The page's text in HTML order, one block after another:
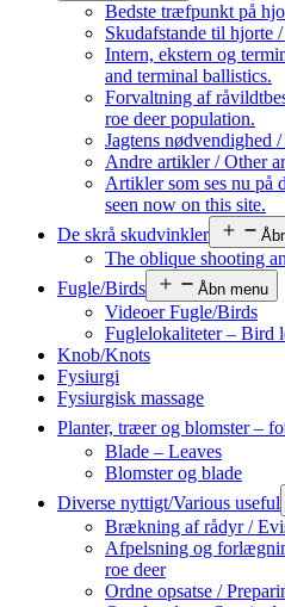
Bedste træfpunkt på
Skudafstande til hjorte
Intern, ekstern og
and terminal ballistics.
Forvaltning af
roe deer population.
Jagtens nødvendighed
Andre artikler / Other
Artikler som ses nu på
seen now on this site.
De skrå skudvinkler
The oblique shooting
Fugle/Birds
Åbn menu
Videoer Fugle/Birds
Fuglelokaliteter – Bird
Knob/Knots
Fysiurgi
Fysiurgisk massage
Planter, træer og blomster –
Blade – Leaves
Blomster og blade
Diverse nyttigt/Various useful
Brækning af rådyr /
Afpelsning og
roe deer
Ordne opsatse /